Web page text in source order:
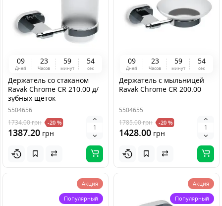
09
Дней
23
Часов
59
минут
54
сек
Держатель со стаканом
Ravak Chrome CR 210.00 д/
зубных щеток
5504656
1734.00грн -20 %
1387.20 грн
09
Дней
23
Часов
59
минут
54
сек
Держатель с мыльницей
Ravak Chrome CR 200.00
5504655
1785.00грн -20 %
1428.00 грн
Акция
Популярный
Акция
Популярный